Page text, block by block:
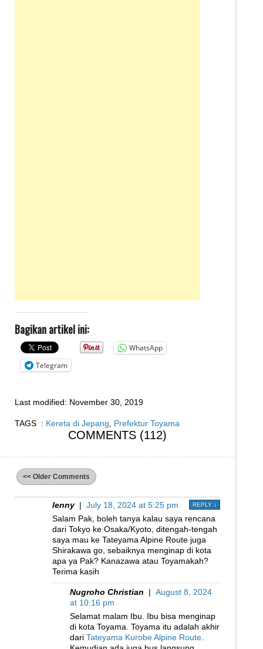
Bagikan artikel ini:
WhatsApp
Telegram
Last modified: November 30, 2019
TAGS : Kereta di Jepang Prefektur Toyama
COMMENTS (112)
<< Older Comments
lenny| July 18, 2024 at 5:25 pm REPLY ↓
Salam Pak, boleh tanya kalau saya rencana
dari Tokyo ke Osaka/Kyoto, ditengah-tengah
saya mau ke Tateyama Alpine Route juga
Shirakawa go, sebaiknya menginap di kota
apa ya Pak? Kanazawa atau Toyamakah?
Terima kasih
Nugroho Christian | August 8, 2024
at 10:16 pm
Selamat malam Ibu. Ibu bisa menginap
di kota Toyama. Toyama itu adalah akhir
dari Tateyama Kurobe Alpine Route